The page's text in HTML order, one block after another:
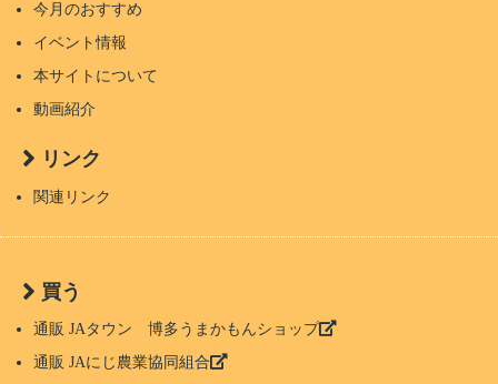
今月のおすすめ
イベント情報
本サイトについて
動画紹介
リンク
関連リンク
買う
通販 JAタウン 博多うまかもんショップ
通販 JAにじ農業協同組合